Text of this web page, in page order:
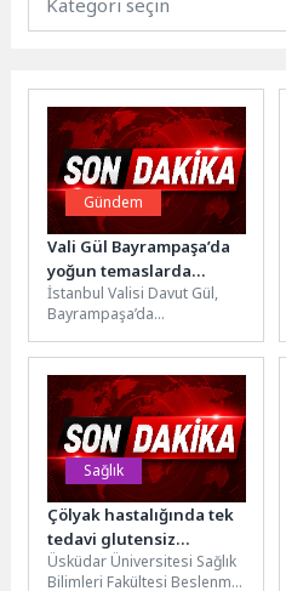
Gündem
Vali Gül Bayrampaşa’da
yoğun temaslarda
bulundu
İstanbul Valisi Davut Gül,
Bayrampaşa’da
kapsamlı program
kapsamında mahalle
toplantısından eğitim
yatırımlarına, taziye...
Sağlık
Çölyak hastalığında tek
tedavi glutensiz
beslenme!
Üsküdar Üniversitesi Sağlık
Bilimleri Fakültesi Beslenme